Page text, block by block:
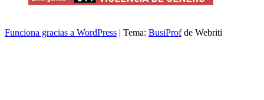
Funciona gracias a WordPress | Tema: BusiProfde Webriti